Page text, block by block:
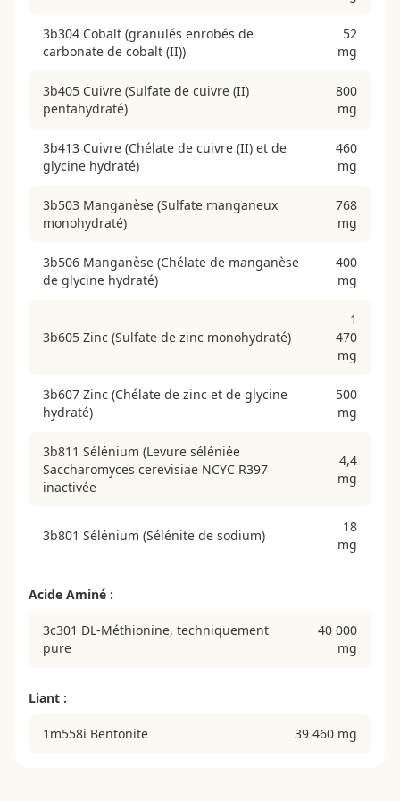
3b304 Cobalt (granulés enrobés de
carbonate de cobalt (II))
52
mg
3b405 Cuivre (Sulfate de cuivre (II)
pentahydraté)
800
mg
3b413 Cuivre (Chélate de cuivre (II) et de
glycine hydraté)
460
mg
3b503 Manganèse (Sulfate manganeux
monohydraté)
768
mg
3b506 Manganèse (Chélate de manganèse
de glycine hydraté)
400
mg
3b605 Zinc (Sulfate de zinc monohydraté)
1
470
mg
3b607 Zinc (Chélate de zinc et de glycine
hydraté)
500
mg
3b811 Sélénium (Levure séléniée
Saccharomyces cerevisiae NCYC R397
inactivée
4,4
mg
3b801 Sélénium (Sélénite de sodium)
18
mg
Acide Aminé :
3c301 DL-Méthionine, techniquement
pure
40 000
mg
Liant :
1m558i Bentonite 39 460 mg